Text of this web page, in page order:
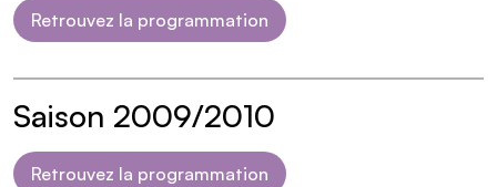
Retrouvez la programmation
Saison 2009/2010
Retrouvez la programmation